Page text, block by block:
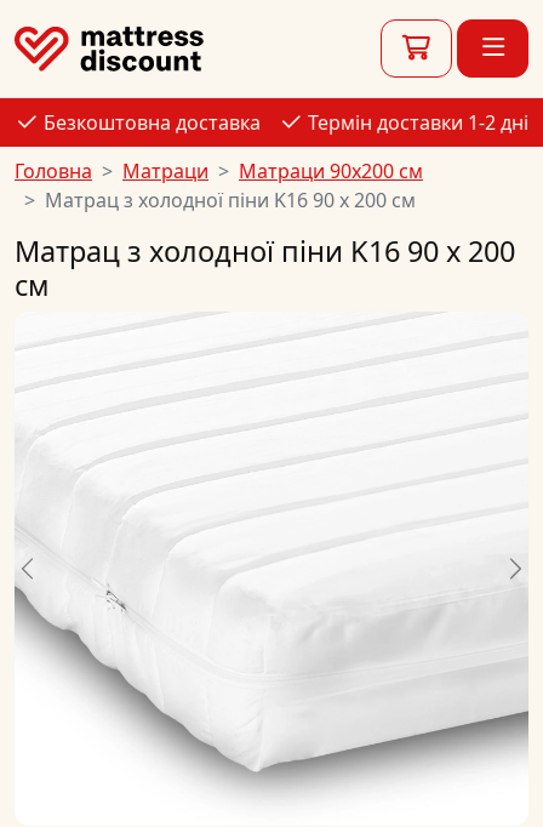
Безкоштовна доставка
Термін доставки 1-2 дні
Головна
Матраци
Матраци 90x200 см
Матрац з холодної піни K16 90 x 200 см
Матрац з холодної піни K16 90 x 200
см
Previous